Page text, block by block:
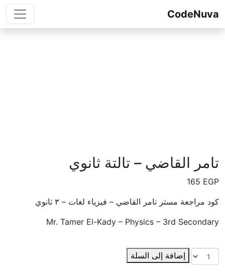
CodeNuva
تامر القاضي – تالتة ثانوي
165 EGP
كود مراجعة مستر تامر القاضي – فيزياء لغات – ٣ ثانوي
Mr. Tamer El-Kady – Physics – 3rd Secondary
إضافة إلى السلة